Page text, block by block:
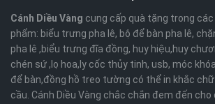
Cánh Diều Vàng cung cấp quà tặng trong
phẩm: biểu trưng pha lê, bộ để bàn pha lê,
pha lê ,biểu trưng đĩa đồng, huy hiệu,huy
chén sứ ,lọ hoa,ly cốc thủy tinh, usb, móc
để bàn,đồng hồ treo tường có thể in khắc
cầu. Cánh Diều Vàng chắc chắn đem đến